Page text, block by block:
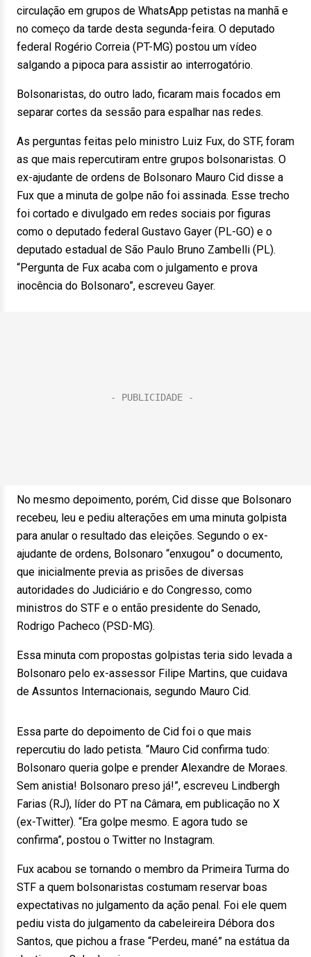
circulação em grupos de WhatsApp petistas na manhã e
no começo da tarde desta segunda-feira. O deputado
federal Rogério Correia (PT-MG) postou um vídeo
salgando a pipoca para assistir ao interrogatório.
Bolsonaristas, do outro lado, ficaram mais focados em
separar cortes da sessão para espalhar nas redes.
As perguntas feitas pelo ministro Luiz Fux, do STF, foram
as que mais repercutiram entre grupos bolsonaristas. O
ex-ajudante de ordens de Bolsonaro Mauro Cid disse a
Fux que a minuta de golpe não foi assinada. Esse trecho
foi cortado e divulgado em redes sociais por figuras
como o deputado federal Gustavo Gayer (PL-GO) e o
deputado estadual de São Paulo Bruno Zambelli (PL).
“Pergunta de Fux acaba com o julgamento e prova
inocência do Bolsonaro”, escreveu Gayer.
No mesmo depoimento, porém, Cid disse que Bolsonaro
recebeu, leu e pediu alterações em uma minuta golpista
para anular o resultado das eleições. Segundo o ex-
ajudante de ordens, Bolsonaro “enxugou” o documento,
que inicialmente previa as prisões de diversas
autoridades do Judiciário e do Congresso, como
ministros do STF e o então presidente do Senado,
Rodrigo Pacheco (PSD-MG).
Essa minuta com propostas golpistas teria sido levada a
Bolsonaro pelo ex-assessor Filipe Martins, que cuidava
de Assuntos Internacionais, segundo Mauro Cid.
Essa parte do depoimento de Cid foi o que mais
repercutiu do lado petista. “Mauro Cid confirma tudo:
Bolsonaro queria golpe e prender Alexandre de Moraes.
Sem anistia! Bolsonaro preso já!”, escreveu Lindbergh
Farias (RJ), líder do PT na Câmara, em publicação no X
(ex-Twitter). “Era golpe mesmo. E agora tudo se
confirma”, postou o Twitter no Instagram.
Fux acabou se tornando o membro da Primeira Turma do
STF a quem bolsonaristas costumam reservar boas
expectativas no julgamento da ação penal. Foi ele quem
pediu vista do julgamento da cabeleireira Débora dos
Santos, que pichou a frase “Perdeu, mané” na estátua da